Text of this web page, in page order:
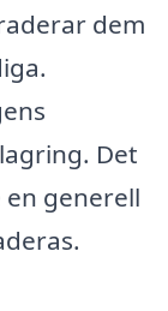
dem
Det
generell